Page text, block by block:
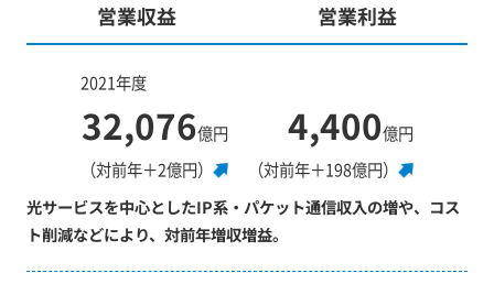
営業収益 営業利益
2021年度
32,076億円
（対前年＋2億円）
4,400億円
（対前年＋198億円）
光サービスを中心としたIP系・パケット通信収入の増や、コス
ト削減などにより、対前年増収増益。